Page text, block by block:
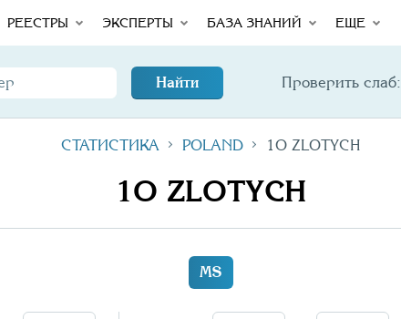
РЕЕСТРЫ ЭКСПЕРТЫ БАЗА ЗНАНИЙ ЕЩЕ
Найти Проверить слаб:
СТАТИСТИКА POLAND 1O ZLOTYCH
1O ZLOTYCH
MS
Total